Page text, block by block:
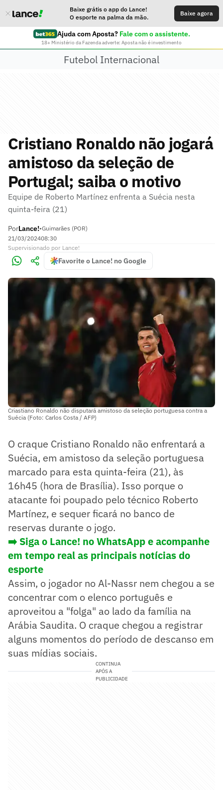
Baixe grátis o app do Lance!
O esporte na palma da mão.
Baixe agora
Ajuda com Aposta? Fale com o assistente.
18+ Ministério da Fazenda adverte: Aposta não é investimento
Futebol Internacional
Cristiano Ronaldo não jogará
amistoso da seleção de
Portugal; saiba o motivo
Equipe de Roberto Martínez enfrenta a Suécia nesta
quinta-feira (21)
PorLance!•Guimarães (POR)
21/03/202408:30
Supervisionado por Lance!
Favorite o Lance! no Google
Criastiano Ronaldo não disputará amistoso da seleção portuguesa contra a
Suécia (Foto: Carlos Costa / AFP)
O craque Cristiano Ronaldo não enfrentará a
Suécia, em amistoso da seleção portuguesa
marcado para esta quinta-feira (21), às
16h45 (hora de Brasília). Isso porque o
atacante foi poupado pelo técnico Roberto
Martínez, e sequer ficará no banco de
reservas durante o jogo.
➡️ Siga o Lance! no WhatsApp e acompanhe
em tempo real as principais notícias do
esporte
Assim, o jogador no Al-Nassr nem chegou a se
concentrar com o elenco português e
aproveitou a "folga" ao lado da família na
Arábia Saudita. O craque chegou a registrar
alguns momentos do período de descanso em
suas mídias sociais.
CONTINUA
APÓS A
PUBLICIDADE